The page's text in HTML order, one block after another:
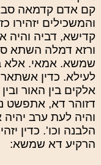
קם אדם קדמאה
והמשכילים יזהירו
קדישא, דביה והיה
ורזא דמלה השתא
שמשא. אמאי. אלא
לעילא. כדין
אלקים בין האור
דזוהר דא, אתפשט
והיה לעת ערב יהיה
הלבנה וכו'. כדין
הרקיע דא שמשא: